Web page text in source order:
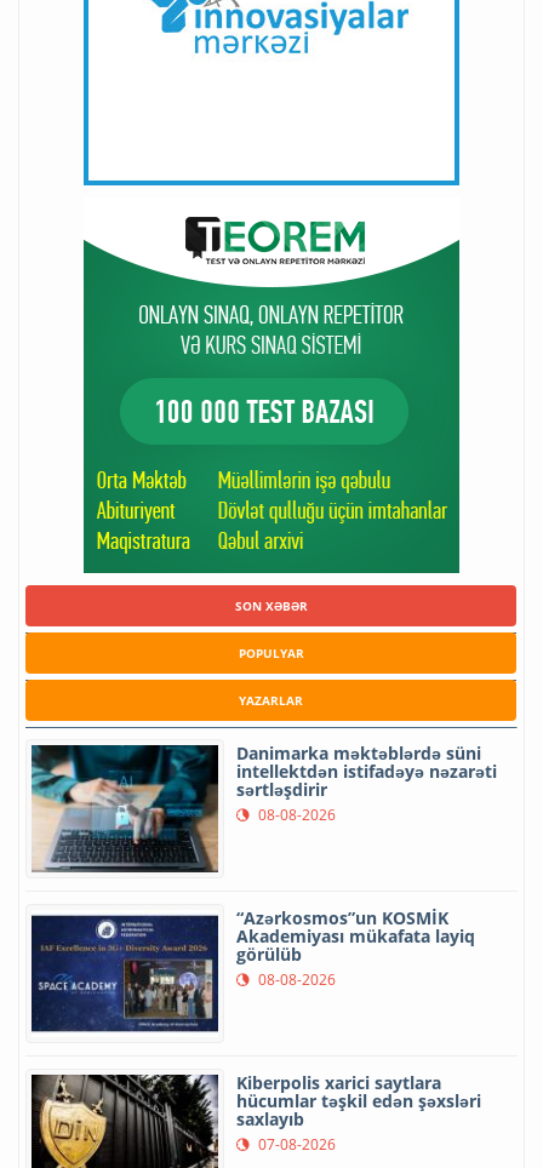
SON XƏBƏR
POPULYAR
YAZARLAR
Danimarka məktəblərdə süni
intellektdən istifadəyə nəzarəti
sərtləşdirir
08-08-2026
“Azərkosmos”un KOSMİK
Akademiyası mükafata layiq
görülüb
08-08-2026
Kiberpolis xarici saytlara
hücumlar təşkil edən şəxsləri
saxlayıb
07-08-2026